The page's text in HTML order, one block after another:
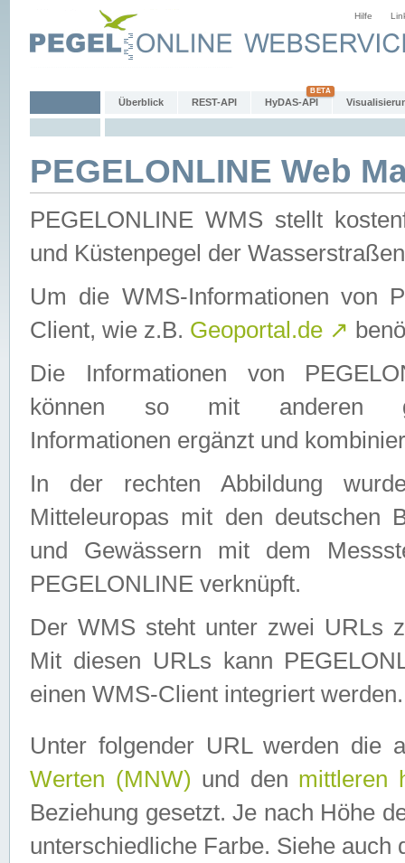
Hilfe
Überblick REST-API HyDAS-API
PEGELONLINE Web
PEGELONLINE WMS stellt
und Küstenpegel der
Um die WMS-Informationen von
Client, wie z.B. Geoportal.de ↗
Die Informationen von
können so mit anderen
Informationen ergänzt und
In der rechten Abbildung
Mitteleuropas mit den deutschen
und Gewässern mit dem
PEGELONLINE verknüpft.
Der WMS steht unter zwei URLs
Mit diesen URLs kann
einen WMS-Client integriert werden.
Unter folgender URL werden die
Werten (MNW) und den mittleren
Beziehung gesetzt. Je nach Höhe
unterschiedliche Farbe. Siehe auch